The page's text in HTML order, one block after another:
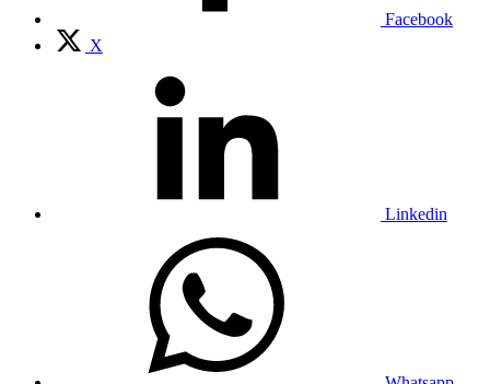
Facebook
X
Linkedin